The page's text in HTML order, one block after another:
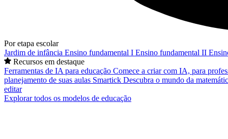
Por etapa escolar
Jardim de infância Ensino fundamental I Ensino fundamental II
Recursos em destaque
Ferramentas de IA para educação Comece a criar com IA, para
planejamento de suas aulas Smartick Descubra o mundo da
editar
Explorar todos os modelos de educação